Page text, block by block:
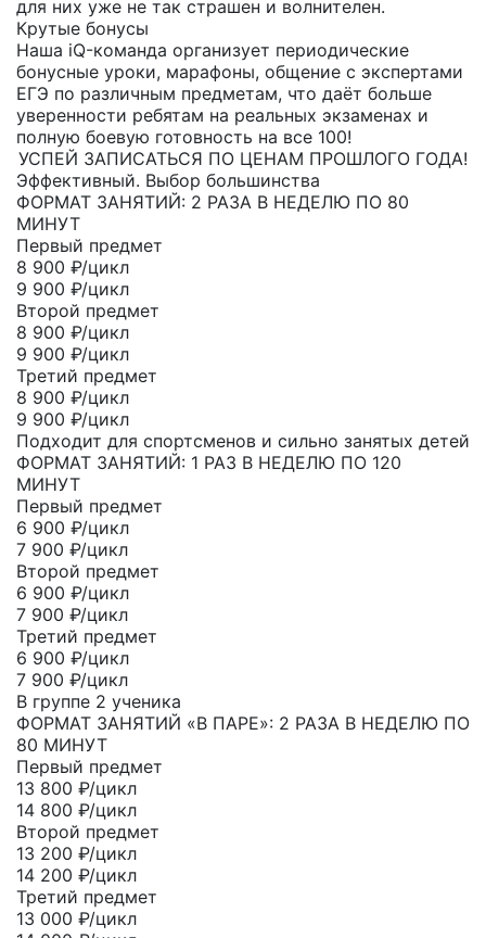
для них уже не так страшен и волнителен.
Крутые бонусы
Наша iQ-команда организует периодические
бонусные уроки, марафоны, общение с экспертами
ЕГЭ по различным предметам, что даёт больше
уверенности ребятам на реальных экзаменах и
полную боевую готовность на все 100!
УСПЕЙ ЗАПИСАТЬСЯ ПО ЦЕНАМ ПРОШЛОГО ГОДА!
Эффективный. Выбор большинства
ФОРМАТ ЗАНЯТИЙ: 2 РАЗА В НЕДЕЛЮ ПО 80
МИНУТ
Первый предмет
8 900 ₽/цикл
9 900 ₽/цикл
Второй предмет
8 900 ₽/цикл
9 900 ₽/цикл
Третий предмет
8 900 ₽/цикл
9 900 ₽/цикл
Подходит для спортсменов и сильно занятых детей
ФОРМАТ ЗАНЯТИЙ: 1 РАЗ В НЕДЕЛЮ ПО 120
МИНУТ
Первый предмет
6 900 ₽/цикл
7 900 ₽/цикл
Второй предмет
6 900 ₽/цикл
7 900 ₽/цикл
Третий предмет
6 900 ₽/цикл
7 900 ₽/цикл
В группе 2 ученика
ФОРМАТ ЗАНЯТИЙ «В ПАРЕ»: 2 РАЗА В НЕДЕЛЮ ПО
80 МИНУТ
Первый предмет
13 800 ₽/цикл
14 800 ₽/цикл
Второй предмет
13 200 ₽/цикл
14 200 ₽/цикл
Третий предмет
13 000 ₽/цикл